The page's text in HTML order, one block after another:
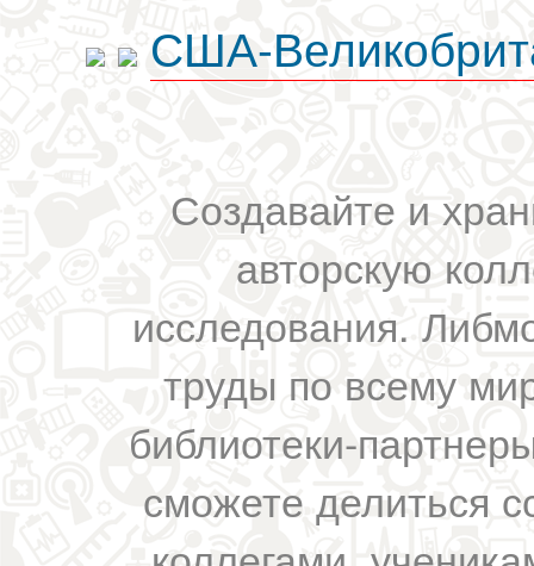
США-
Создавайте и
авторскую
исследования.
труды по всему
библиотеки-
сможете делиться